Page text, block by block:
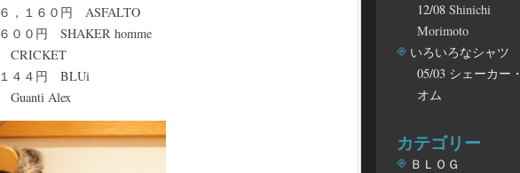
１６０円 ASFALTO
０円 SHAKER homme
４４円 BLUi
Alex
12/08 Shinichi
Morimoto
いろいろなシャツ
05/03 シェーカー・
オム
カテゴリー
ＢＬＯＧ